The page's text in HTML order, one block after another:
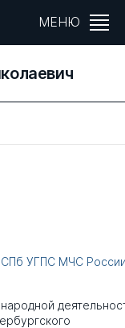
МЕНЮ
СПб УГПС МЧС